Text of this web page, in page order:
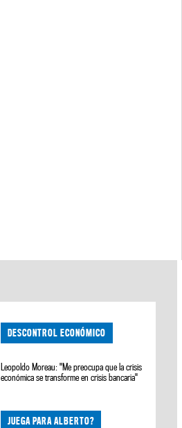
DESCONTROL ECONÓMICO
Leopoldo Moreau: "Me preocupa que la crisis
económica se transforme en crisis bancaria"
JUEGA PARA ALBERTO?